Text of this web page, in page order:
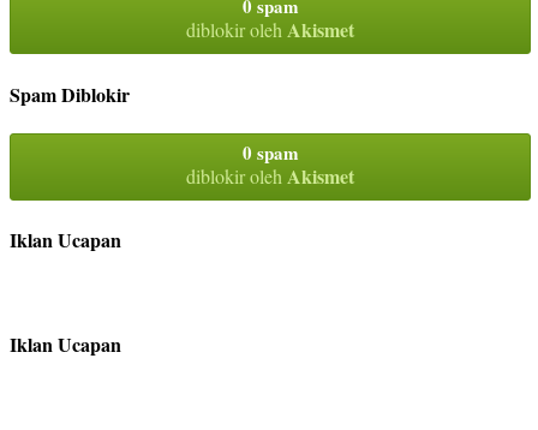
0 spam
diblokir olehAkismet
Spam Diblokir
0 spam
diblokir oleh Akismet
Iklan Ucapan
Iklan Ucapan